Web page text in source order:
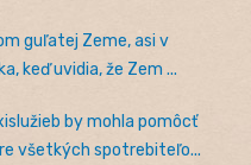
guľatej Zeme, asi v
keď uvidia, že Zem ...
by mohla pomôcť
všetkých spotrebiteľo...